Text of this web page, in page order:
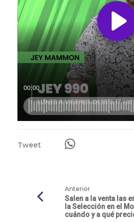
Tweet
Anterior
Salen a la venta las
la Selección en el
cuándo y a qué